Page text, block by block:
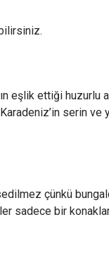
eşlik ettiği
serin ve
çünkü
sadece bir